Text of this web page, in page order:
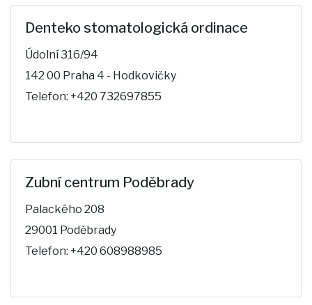
Denteko stomatologická ordinace
Údolní 316/94
142 00 Praha 4 - Hodkovičky
Telefon: +420 732697855
Zubní centrum Poděbrady
Palackého 208
29001 Poděbrady
Telefon: +420 608988985